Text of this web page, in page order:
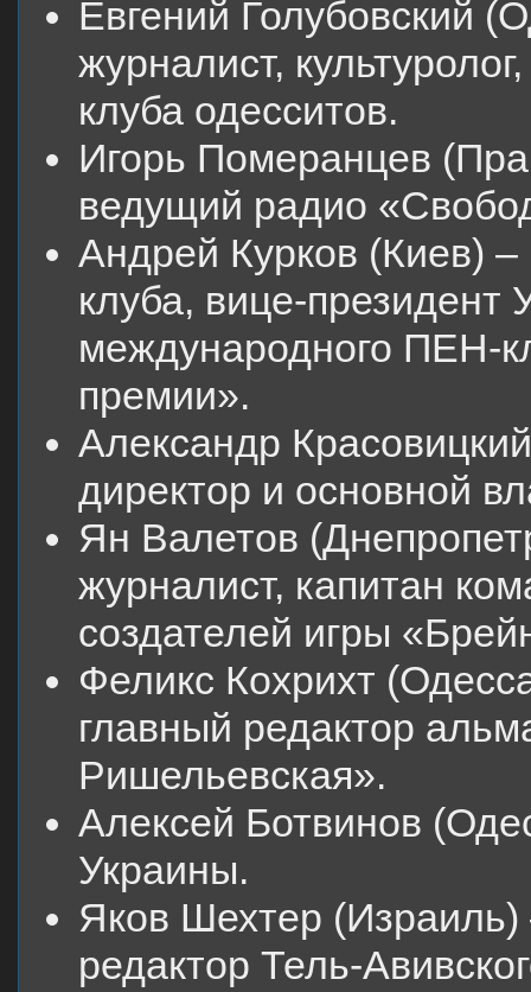
Евгений Голубовский
журналист,
клуба одесситов.
Игорь Померанцев
ведущий радио
Андрей Курков (Киев) –
клуба, вице-президент
международного ПЕН-
премии».
Александр
директор и основной
Ян Валетов
журналист, капитан
создателей игры
Феликс Кохрихт
главный редактор
Ришельевская».
Алексей Ботвинов
Украины.
Яков Шехтер (Израиль)
редактор Тель-